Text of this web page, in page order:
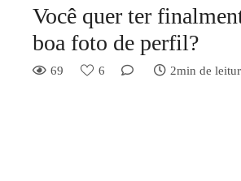
Você quer ter
boa foto de perfil?
69 6 2min de